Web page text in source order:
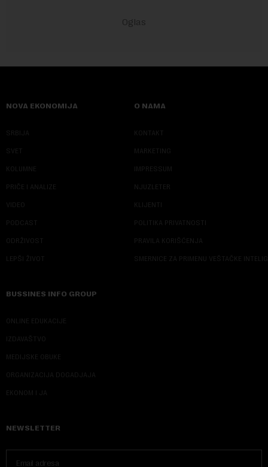
NOVA EKONOMIJA
SRBIJA
SVET
KOLUMNE
PRIČE I ANALIZE
VIDEO
PODCAST
ODRŽIVOST
LEPŠI ŽIVOT
O NAMA
KONTAKT
MARKETING
IMPRESSUM
NJUZLETER
KLIJENTI
POLITIKA PRIVATNOSTI
PRAVILA KORIŠĆENJA
SMERNICE ZA PRIMENU VEŠTAČKE
BUSSINES INFO GROUP
ONLINE EDUKACIJE
IZDAVAŠTVO
MEDIJSKE OBUKE
ORGANIZACIJA DOGADJAJA
EKONOM I JA
NEWSLETTER